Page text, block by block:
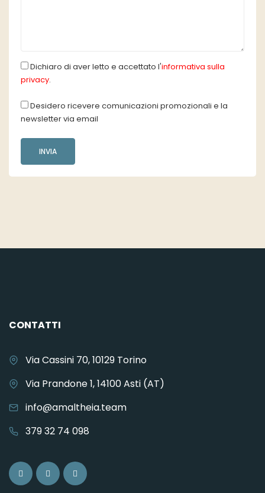
Dichiaro di aver letto e accettato l'informativa sulla
privacy.
Desidero ricevere comunicazioni promozionali e la
newsletter via email
CONTATTI
Via Cassini 70, 10129 Torino
Via Prandone 1, 14100 Asti (AT)
info@amaltheia.team
379 32 74 098